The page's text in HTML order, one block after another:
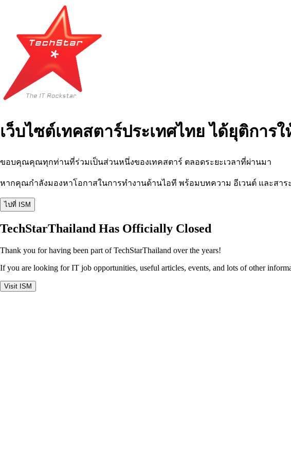
เว็บไซต์เทคสตาร์ประเทศไทย ได้ยุติการ
ขอบคุณคุณทุกท่านที่ร่วมเป็นส่วนหนึ่งของเทคสตาร์ ตลอดระยะเวลาที่ผ่านมา
หากคุณกำลังมองหาโอกาสในการทำงานด้านไอที พร้อมบทความ อีเวนต์ และสา
ไปที่ ISM
TechStarThailand Has Officially Closed
Thank you for having been part of TechStarThailand over the years!
If you are looking for IT job opportunities, useful articles, events, and lots of other
Visit ISM